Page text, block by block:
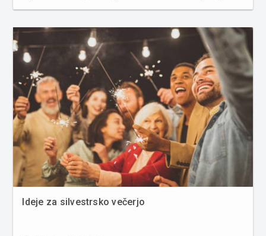
Ideje za silvestrsko večerjo